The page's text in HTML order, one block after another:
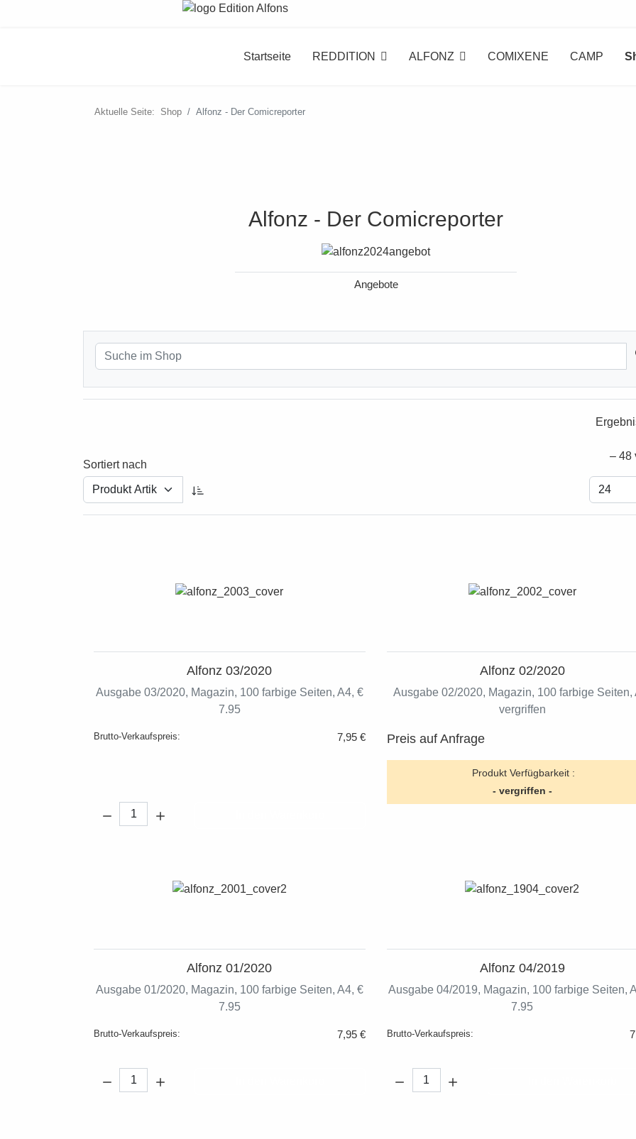
Startseite REDDITION ALFONZ COMIXENE CAMP
Aktuelle Seite: Shop Alfonz - Der Comicreporter
Alfonz - Der Comicreporter
Angebote
Sortiert nach
– 48
Alfonz 03/2020
Ausgabe 03/2020, Magazin, 100 farbige Seiten, A4, €
7.95
Brutto-Verkaufspreis: 7,95 €
Alfonz 02/2020
Ausgabe 02/2020, Magazin, 100 farbige Seiten,
vergriffen
Preis auf Anfrage
Produkt Verfügbarkeit :
- vergriffen -
Alfonz 01/2020
Ausgabe 01/2020, Magazin, 100 farbige Seiten, A4, €
7.95
Brutto-Verkaufspreis: 7,95 €
Alfonz 04/2019
Ausgabe 04/2019, Magazin, 100 farbige Seiten,
7.95
Brutto-Verkaufspreis: